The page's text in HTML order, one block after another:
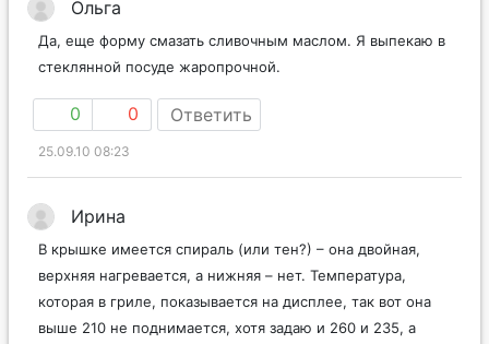
Ольга
Да, еще форму смазать сливочным маслом. Я выпекаю в
стеклянной посуде жаропрочной.
0 0 Ответить
25.09.10 08:23
Ирина
В крышке имеется спираль (или тен?) – она двойная,
верхняя нагревается, а нижняя – нет. Температура,
которая в гриле, показывается на дисплее, так вот она
выше 210 не поднимается, хотя задаю и 260 и 235, а